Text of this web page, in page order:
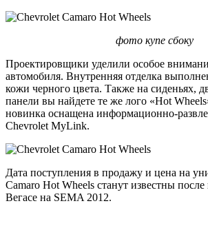
фото купе сбоку
Проектировщики уделили особое
автомобиля. Внутренняя отделка
кожи черного цвета. Также на сиденьях,
панели вы найдете те же лого «Hot
новинка оснащена информационно-
Chevrolet MyLink.
Дата поступления в продажу и цена на
Camaro Hot Wheels станут известны
Вегасе на SEMA 2012.